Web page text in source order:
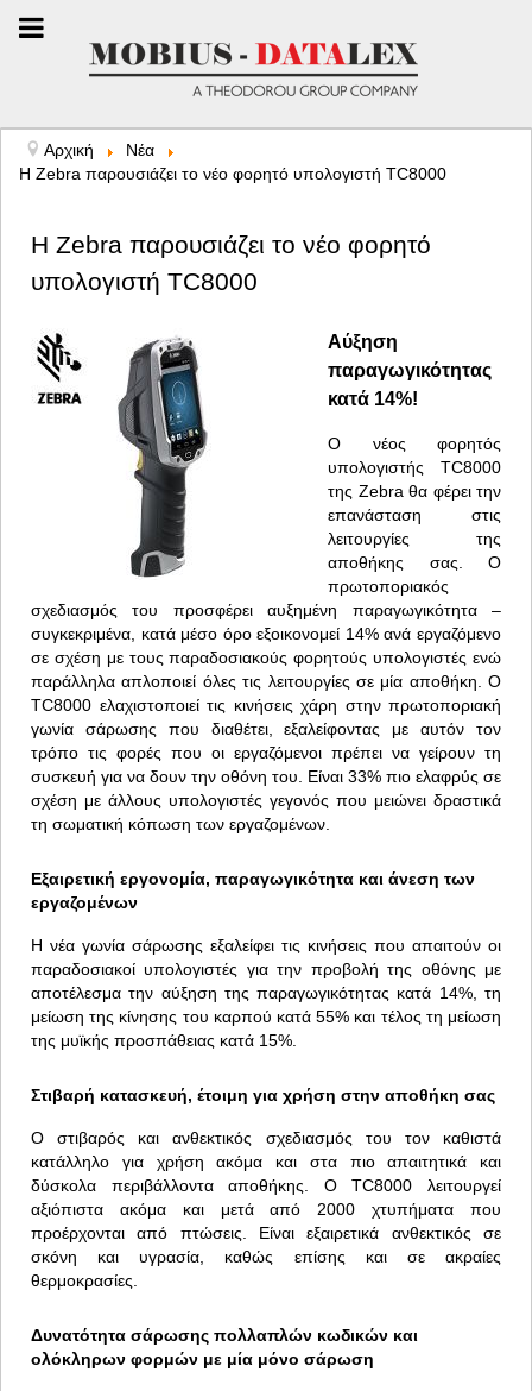
Αρχική
Νέα
Η Zebra παρουσιάζει το νέο φορητό υπολογιστή TC8000
Η Zebra παρουσιάζει το νέο φορητό
υπολογιστή TC8000
Αύξηση
παραγωγικότητας
κατά 14%!
Ο νέος φορητός
υπολογιστής TC8000
της Zebra θα φέρει την
επανάσταση στις
λειτουργίες της
αποθήκης σας. Ο
πρωτοποριακός
σχεδιασμός του προσφέρει αυξημένη παραγωγικότητα –
συγκεκριμένα, κατά μέσο όρο εξοικονομεί 14% ανά εργαζόμενο
σε σχέση με τους παραδοσιακούς φορητούς υπολογιστές ενώ
παράλληλα απλοποιεί όλες τις λειτουργίες σε μία αποθήκη. Ο
TC8000 ελαχιστοποιεί τις κινήσεις χάρη στην πρωτοποριακή
γωνία σάρωσης που διαθέτει, εξαλείφοντας με αυτόν τον
τρόπο τις φορές που οι εργαζόμενοι πρέπει να γείρουν τη
συσκευή για να δουν την οθόνη του. Είναι 33% πιο ελαφρύς σε
σχέση με άλλους υπολογιστές γεγονός που μειώνει δραστικά
τη σωματική κόπωση των εργαζομένων.
Εξαιρετική εργονομία, παραγωγικότητα και άνεση των
εργαζομένων
Η νέα γωνία σάρωσης εξαλείφει τις κινήσεις που απαιτούν οι
παραδοσιακοί υπολογιστές για την προβολή της οθόνης με
αποτέλεσμα την αύξηση της παραγωγικότητας κατά 14%, τη
μείωση της κίνησης του καρπού κατά 55% και τέλος τη μείωση
της μυϊκής προσπάθειας κατά 15%.
Στιβαρή κατασκευή, έτοιμη για χρήση στην αποθήκη σας
Ο στιβαρός και ανθεκτικός σχεδιασμός του τον καθιστά
κατάλληλο για χρήση ακόμα και στα πιο απαιτητικά και
δύσκολα περιβάλλοντα αποθήκης. Ο TC8000 λειτουργεί
αξιόπιστα ακόμα και μετά από 2000 χτυπήματα που
προέρχονται από πτώσεις. Είναι εξαιρετικά ανθεκτικός σε
σκόνη και υγρασία, καθώς επίσης και σε ακραίες
θερμοκρασίες.
Δυνατότητα σάρωσης πολλαπλών κωδικών και
ολόκληρων φορμών με μία μόνο σάρωση